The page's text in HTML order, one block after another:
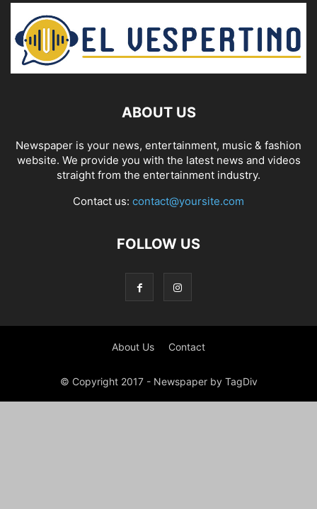
ABOUT US
Newspaper is your news, entertainment, music & fashion
website. We provide you with the latest news and videos
straight from the entertainment industry.
Contact us: contact@yoursite.com
FOLLOW US
About Us Contact
© Copyright 2017 - Newspaper by TagDiv